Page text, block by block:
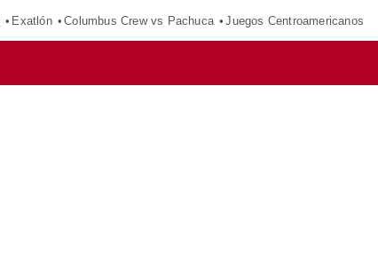
Exatlón Columbus Crew vs Pachuca Juegos Centroamericanos